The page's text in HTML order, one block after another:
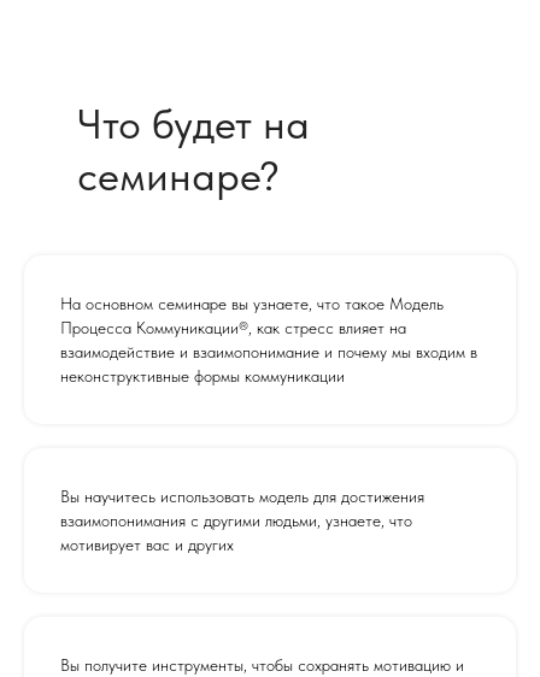
Что будет на
семинаре?
На основном семинаре вы узнаете, что такое Модель
Процесса Коммуникации®, как стресс влияет на
взаимодействие и взаимопонимание и почему мы входим в
неконструктивные формы коммуникации
Вы научитесь использовать модель для достижения
взаимопонимания с другими людьми, узнаете, что
мотивирует вас и других
Вы получите инструменты, чтобы сохранять мотивацию и